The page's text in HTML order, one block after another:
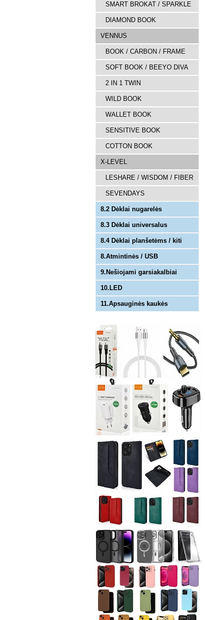
SMART BROKAT / SPARKLE
DIAMOND BOOK
VENNUS
BOOK / CARBON / FRAME
SOFT BOOK / BEEYO DIVA
2 IN 1 TWIN
WILD BOOK
WALLET BOOK
SENSITIVE BOOK
COTTON BOOK
X-LEVEL
LESHARE / WISDOM / FIBER
SEVENDAYS
8.2 Dėklai nugarelės
8.3 Dėklai universalus
8.4 Dėklai planšetėms / kiti
8.Atmintinės / USB
9.Nešiojami garsiakalbiai
10.LED
11.Apsauginės kaukės